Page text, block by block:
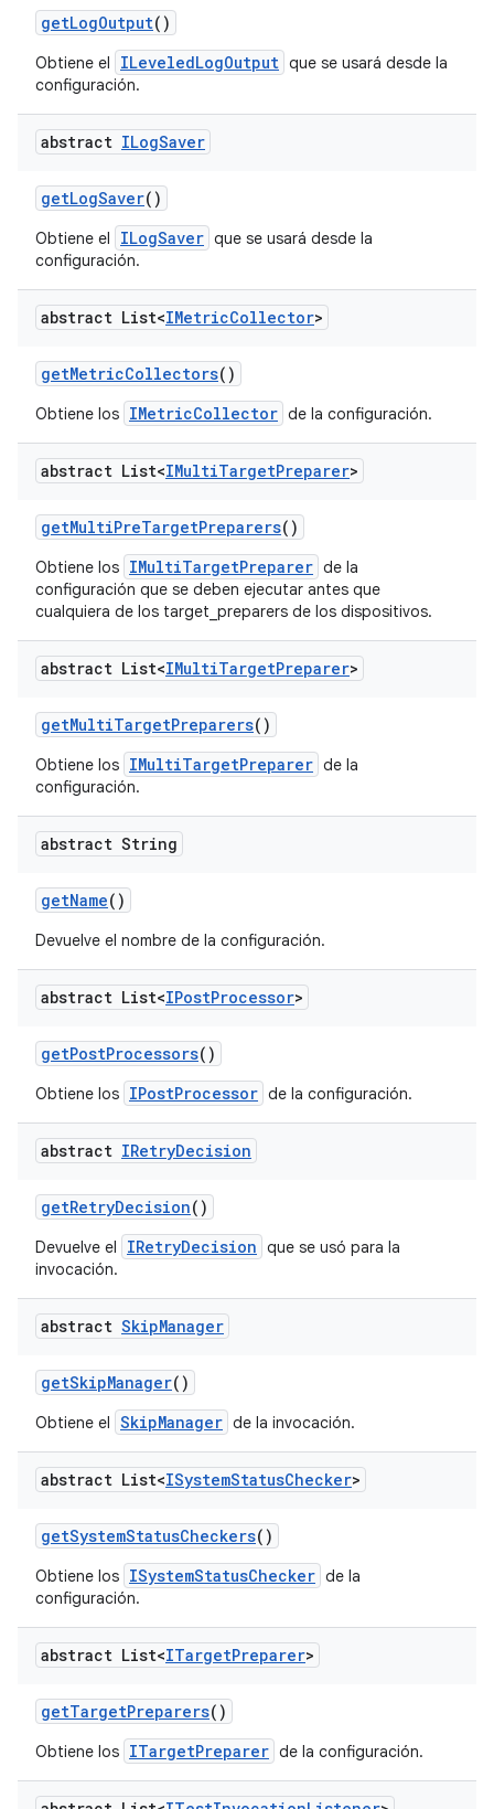
getLogOutput()
Obtiene el ILeveledLogOutput que se usará desde la
configuración.
abstract ILogSaver
getLogSaver()
Obtiene el ILogSaver que se usará desde la
configuración.
abstract List<IMetricCollector>
getMetricCollectors()
Obtiene los IMetricCollector de la configuración.
abstract List<IMultiTargetPreparer>
getMultiPreTargetPreparers()
Obtiene los IMultiTargetPreparer de la
configuración que se deben ejecutar antes que
cualquiera de los target_preparers de los dispositivos.
abstract List<IMultiTargetPreparer>
getMultiTargetPreparers()
Obtiene los IMultiTargetPreparer de la
configuración.
abstract String
getName()
Devuelve el nombre de la configuración.
abstract List<IPostProcessor>
getPostProcessors()
Obtiene los IPostProcessor de la configuración.
abstract IRetryDecision
getRetryDecision()
Devuelve el IRetryDecision que se usó para la
invocación.
abstract SkipManager
getSkipManager()
Obtiene el SkipManager de la invocación.
abstract List<ISystemStatusChecker>
getSystemStatusCheckers()
Obtiene los ISystemStatusChecker de la
configuración.
abstract List<ITargetPreparer>
getTargetPreparers()
Obtiene los ITargetPreparer de la configuración.